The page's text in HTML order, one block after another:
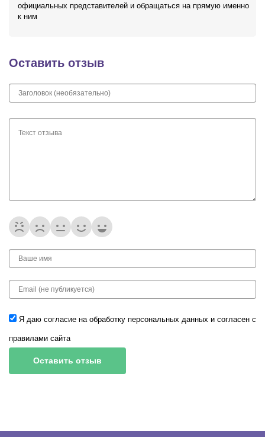
официальных представителей и обращаться на прямую именно
к ним
Оставить отзыв
Я даю согласие на обработку персональных данных и согласен с
правилами сайта
Оставить отзыв